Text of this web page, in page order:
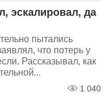
эскалировал, да
пытались
что потерь у
Рассказывал, как
1 040